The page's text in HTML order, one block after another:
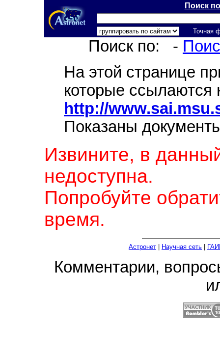
Поиск
Точная
Поиск по: -
На этой странице
которые ссылаются
http://
Показаны
Извините, в
недоступна.
Попробуйте
время.
Астронет Научная сеть
Комментарии,